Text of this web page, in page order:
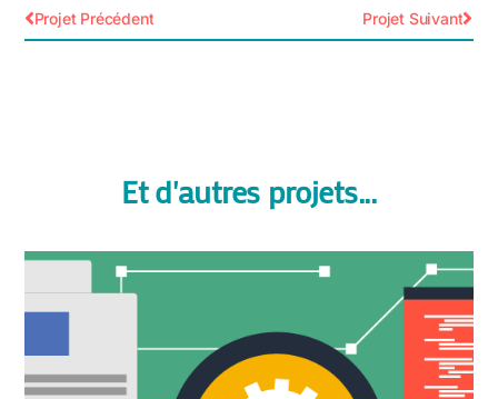
Projet Précédent Projet Suivant
Et d'autres projets...